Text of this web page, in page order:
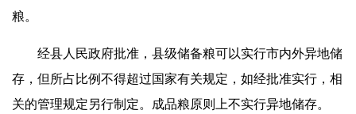
粮。
经县人民政府批准，县级储备粮可以实行市内外异地储
存，但所占比例不得超过国家有关规定，如经批准实行，相
关的管理规定另行制定。成品粮原则上不实行异地储存。